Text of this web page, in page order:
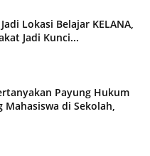
Lokasi Belajar KELANA,
Jadi Kunci...
Payung Hukum
Mahasiswa di Sekolah,